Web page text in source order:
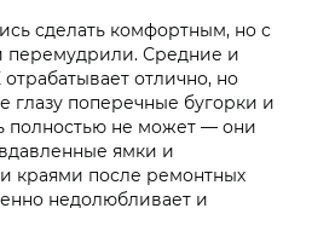
сделать комфортным, но с
перемудрили. Средние и
отрабатывает отлично, но
поперечные бугорки и
полностью не может — они
ямки и
краями после ремонтных
недолюбливает и